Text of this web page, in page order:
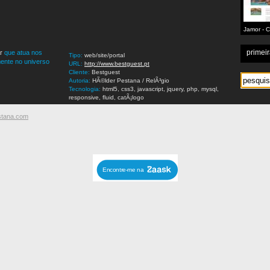
Jamor -
que atua nos
no universo
Tipo: web/site/portal
URL: http://www.bestguest.pt
Cliente: Bestguest
Autoria: HÃ©lder Pestana / RelÃ³gio
Tecnologia: html5, css3, javascript, jquery, php, mysql,
responsive, fluid, catÃ¡logo